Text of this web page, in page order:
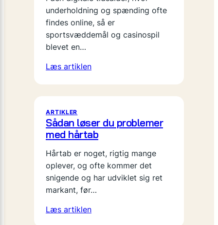
underholdning og spænding ofte
findes online, så er
sportsvæddemål og casinospil
blevet en…
Læs artiklen
ARTIKLER
Sådan løser du problemer
med hårtab
Hårtab er noget, rigtig mange
oplever, og ofte kommer det
snigende og har udviklet sig ret
markant, før…
Læs artiklen